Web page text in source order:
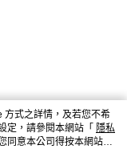
方式之詳情，及若您不希
定，請參閱本網站「 隱私
同意本公司得按本網站使